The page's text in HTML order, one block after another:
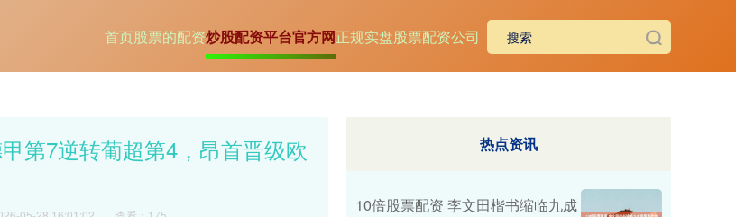
首页股票的配资炒股配资平台官方网正规实盘股票配资公司
第7逆转葡超第4，昂首晋级欧
热点资讯
10倍股票配资 李文田楷书缩临九成